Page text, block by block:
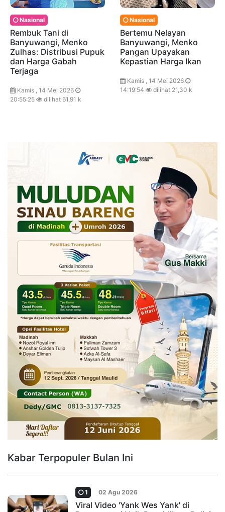
Nasional
Rembuk Tani di
Banyuwangi, Menko
Zulhas: Distribusi Pupuk
dan Harga Gabah
Terjaga
Kamis , 14 Mei 2026
20:55:25
dilihat 61,91 k
Nasional
Bertemu Nelayan
Banyuwangi, Menko
Pangan Upayakan
Kepastian Harga Ikan
Kamis , 14 Mei 2026
14:19:54
dilihat 21,30 k
Kabar Terpopuler Bulan Ini
1 02 Agu 2026
Viral Video 'Yank Wes Yank' di